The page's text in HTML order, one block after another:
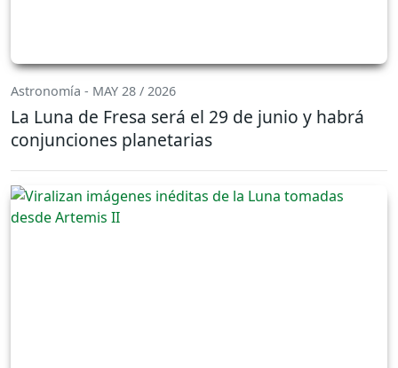
Astronomía - MAY 28 / 2026
La Luna de Fresa será el 29 de junio y habrá
conjunciones planetarias